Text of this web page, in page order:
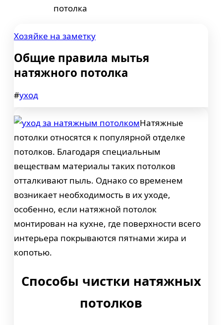
потолка
Хозяйке на заметку
Общие правила мытья
натяжного потолка
#уход
Натяжные
потолки относятся к популярной отделке
потолков. Благодаря специальным
веществам материалы таких потолков
отталкивают пыль. Однако со временем
возникает необходимость в их уходе,
особенно, если натяжной потолок
монтирован на кухне, где поверхности всего
интерьера покрываются пятнами жира и
копотью.
Способы чистки натяжных
потолков